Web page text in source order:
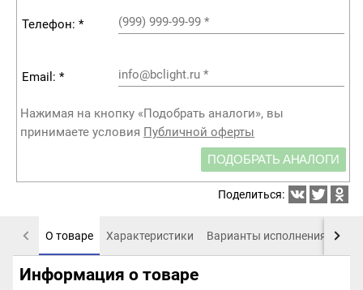
Телефон: * (999) 999-99-99 *
Email: * info@bclight.ru *
Нажимая на кнопку «Подобрать аналоги», вы
принимаете условия Публичной оферты
ПОДОБРАТЬ АНАЛОГИ
Поделиться:
О товаре Характеристики Варианты исполнения
Информация о товаре